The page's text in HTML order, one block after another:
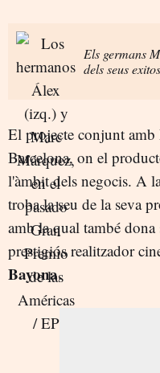
Els germans
dels seus
El projecte conjunt amb
Barcelona, on el
l'àmbit dels negocis. A
troba la seu de la seva
amb la qual també dona
prestigiós realitzador
Bayona.